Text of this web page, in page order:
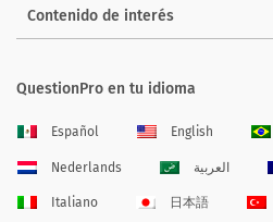
Contenido de interés
QuestionPro en tu idioma
Español English
Nederlands العربية
Italiano 日本語